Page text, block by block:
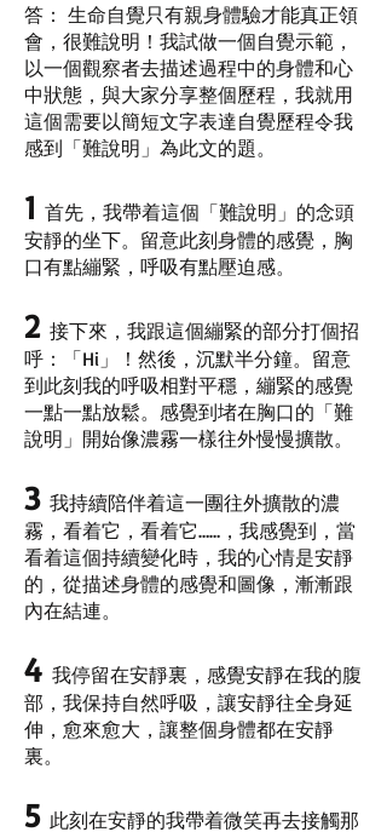
答： 生命自覺只有親身體驗才能真正領
會，很難說明！我試做一個自覺示範，
以一個觀察者去描述過程中的身體和心
中狀態，與大家分享整個歷程，我就用
這個需要以簡短文字表達自覺歷程令我
感到「難說明」為此文的題。
1 首先，我帶着這個「難說明」的念頭
安靜的坐下。留意此刻身體的感覺，胸
口有點繃緊，呼吸有點壓迫感。
2 接下來，我跟這個繃緊的部分打個招
呼：「Hi」！然後，沉默半分鐘。留意
到此刻我的呼吸相對平穩，繃緊的感覺
一點一點放鬆。感覺到堵在胸口的「難
說明」開始像濃霧一樣往外慢慢擴散。
3 我持續陪伴着這一團往外擴散的濃
霧，看着它，看着它……，我感覺到，當
看着這個持續變化時，我的心情是安靜
的，從描述身體的感覺和圖像，漸漸跟
內在結連。
4 我停留在安靜裏，感覺安靜在我的腹
部，我保持自然呼吸，讓安靜往全身延
伸，愈來愈大，讓整個身體都在安靜
裏。
5 此刻在安靜的我帶着微笑再去接觸那